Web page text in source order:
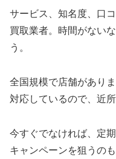
サービス、知名度、口
買取業者。時間がない
う。
全国規模で店舗があり
対応しているので、近
今すぐでなければ、定
キャンペーンを狙うのも